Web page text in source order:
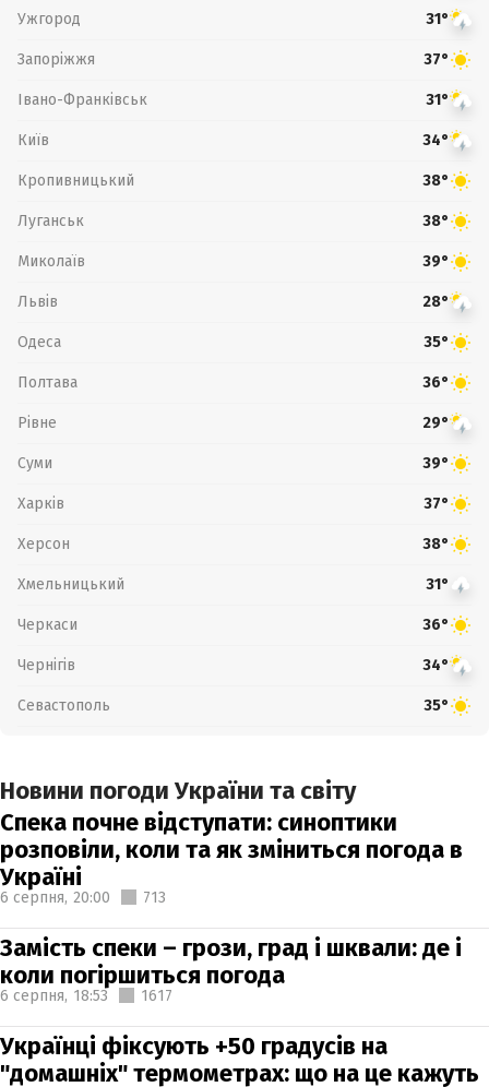
Ужгород 31°
Запоріжжя 37°
Івано-Франківськ 31°
Київ 34°
Кропивницький 38°
Луганськ 38°
Миколаїв 39°
Львів 28°
Одеса 35°
Полтава 36°
Рівне 29°
Суми 39°
Харків 37°
Херсон 38°
Хмельницький 31°
Черкаси 36°
Чернігів 34°
Севастополь 35°
Новини погоди України та світу
Спека почне відступати: синоптики
розповіли, коли та як зміниться погода в
Україні
6 серпня, 20:00 713
Замість спеки – грози, град і шквали: де і
коли погіршиться погода
6 серпня, 18:53 1617
Українці фіксують +50 градусів на
"домашніх" термометрах: що на це кажуть